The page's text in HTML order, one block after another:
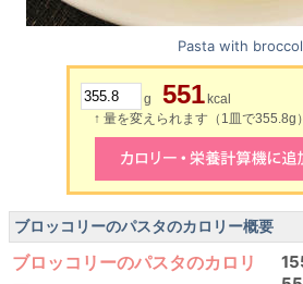
Pasta with
g 551 kcal
↑ 量を変えられます（1皿で355.8g）
ブロッコリーのパスタのカロリー概要
ブロッコリーのパスタのカロリ